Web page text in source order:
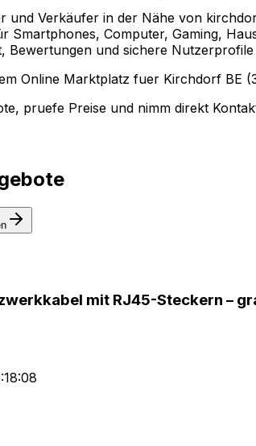
und Verkäufer in der Nähe von
Smartphones, Computer, Gaming,
Bewertungen und sichere Nutzerprofile
Online Marktplatz fuer Kirchdorf BE
pruefe Preise und nimm direkt
mit RJ45-Steckern –